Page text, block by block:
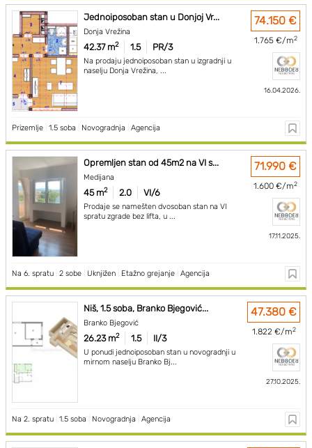
Jednoiposoban stan u Donjoj Vr...
Donja Vrežina
42.37 m2 1.5 PR/3
Na prodaju jednoiposoban stan u izgradnji u
naselju Donja Vrežina, ...
74.150 €
1.765 €/m2
16.04.2026.
Prizemlje 1.5 soba Novogradnja Agencija
Opremljen stan od 45m2 na VI s...
Medijana
45 m2 2.0 VI/6
Prodaje se namešten dvosoban stan na VI
spratu zgrade bez lifta, u ...
71.990 €
1.600 €/m2
17.11.2025.
Na 6. spratu 2 sobe Uknjižen Etažno grejanje Agencija
Niš, 1.5 soba, Branko Bjegović...
Branko Bjegović
26.23 m2 1.5 II/3
U ponudi jednoiposoban stan u novogradnji u
mirnom naselju Branko Bj...
47.380 €
1.822 €/m2
27.10.2025.
Na 2. spratu 1.5 soba Novogradnja Agencija